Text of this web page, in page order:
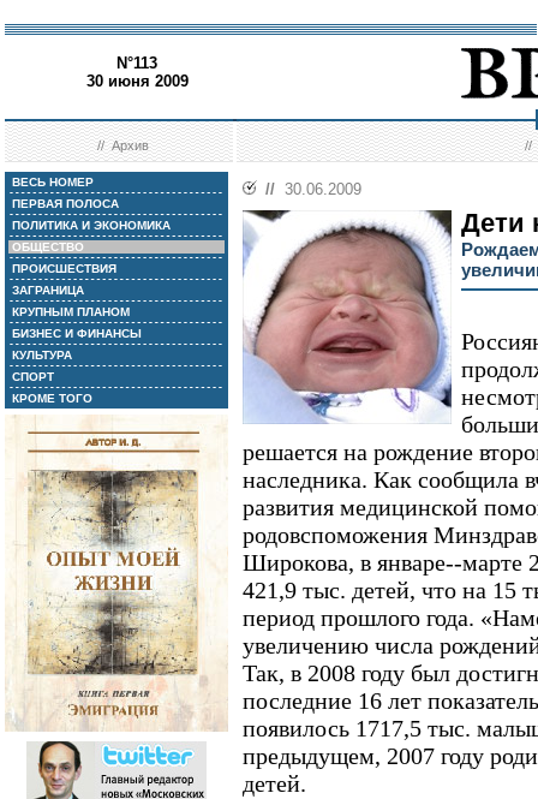
N°113
30 июня 2009
//Архив //
ВЕСЬ НОМЕР
ПЕРВАЯ ПОЛОСА
ПОЛИТИКА И ЭКОНОМИКА
ОБЩЕСТВО
ПРОИСШЕСТВИЯ
ЗАГРАНИЦА
КРУПНЫМ ПЛАНОМ
БИЗНЕС И ФИНАНСЫ
КУЛЬТУРА
СПОРТ
КРОМЕ ТОГО
// 30.06.2009
Дети
решается на рождение
наследника. Как сообщила
развития медицинской
родовспоможения
Широкова, в январе--марте
421,9 тыс. детей, что на 15
период прошлого года.
увеличению числа
Так, в 2008 году был
последние 16 лет
появилось 1717,5 тыс.
предыдущем, 2007 году
детей.